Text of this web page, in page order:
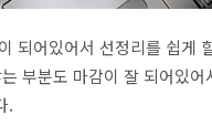
되어있어서 선정리를 쉽게
부분도 마감이 잘 되어있
.